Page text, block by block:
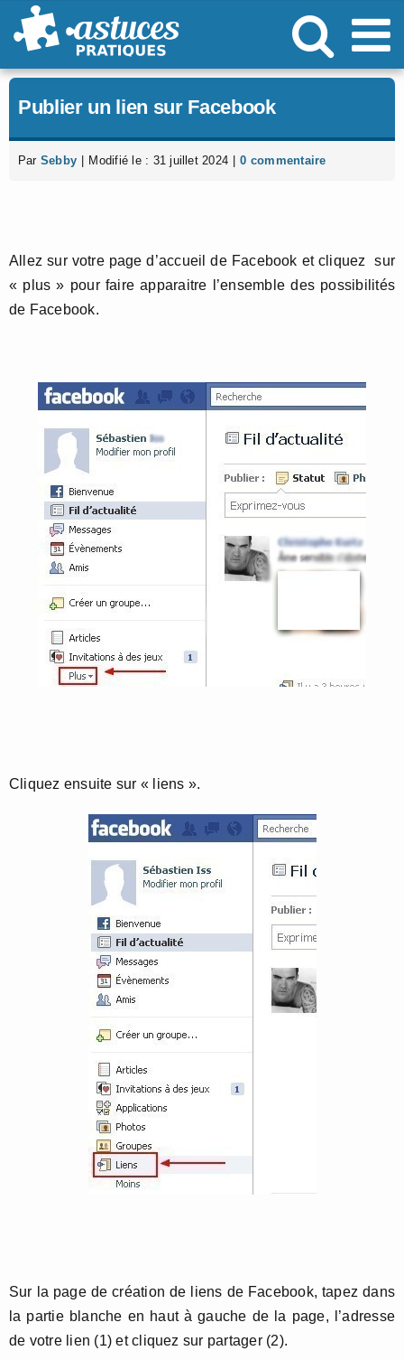
Passer
au
Publier un lien sur Facebook
Par Sebby Modifié le : 31 juillet 2024 0 commentaire
Allez sur votre page d’accueil de Facebook et cliquez sur
« plus » pour faire apparaitre l’ensemble des possibilités
de Facebook.
Cliquez ensuite sur « liens ».
Sur la page de création de liens de Facebook, tapez dans
la partie blanche en haut à gauche de la page, l’adresse
de votre lien (1) et cliquez sur partager (2).